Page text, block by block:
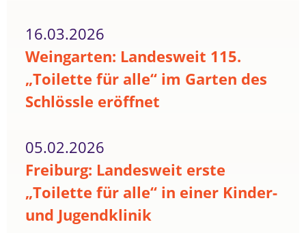
16.03.2026
Weingarten: Landesweit 115.
„Toilette für alle“ im Garten des
Schlössle eröffnet
05.02.2026
Freiburg: Landesweit erste
„Toilette für alle“ in einer Kinder-
und Jugendklinik